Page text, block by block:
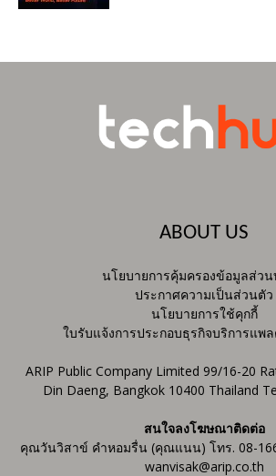
ABOUT US
นโยบายการคุ้มครองข้อมูลส่ว
ประกาศความเป็นส่วนตัว
นโยบายการใช้คุกกี้
ใบรับแจ้งการประกอบธุรกิจบริการแพ
ARIP Public Company Limited 99/16-20
Din Daeng, Bangkok 10400 Thailand
สนใจลงโฆษณาติดต่อ
คุณวันวิสาข์ คำหอมรื่น (คุณแนน) โทร. 08-
wanvisak@arip.co.th